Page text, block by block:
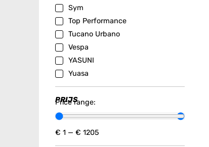
Sym
Top Performance
Tucano Urbano
Vespa
YASUNI
Yuasa
PRIJS
Price range:
€ 1 — € 1205